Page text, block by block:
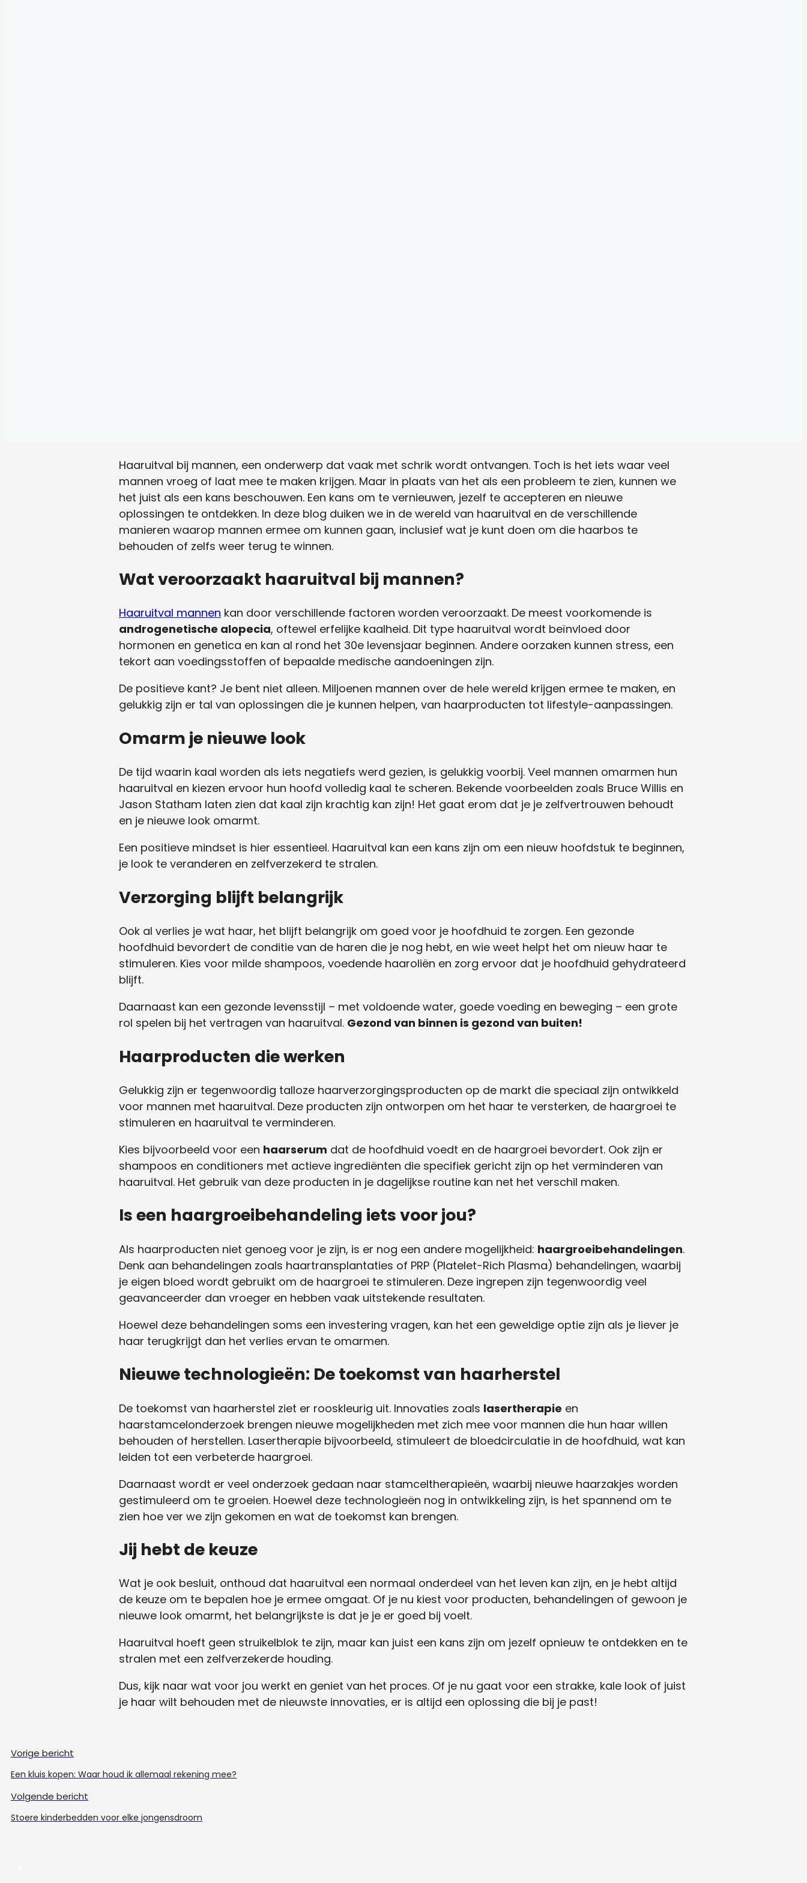
Haaruitval bij mannen, een onderwerp dat vaak met schrik wordt ontvangen. Toch is het iets waar veel
mannen vroeg of laat mee te maken krijgen. Maar in plaats van het als een probleem te zien, kunnen we
het juist als een kans beschouwen. Een kans om te vernieuwen, jezelf te accepteren en nieuwe
oplossingen te ontdekken. In deze blog duiken we in de wereld van haaruitval en de verschillende
manieren waarop mannen ermee om kunnen gaan, inclusief wat je kunt doen om die haarbos te
behouden of zelfs weer terug te winnen.
Wat veroorzaakt haaruitval bij mannen?
Haaruitval mannen kan door verschillende factoren worden veroorzaakt. De meest voorkomende is
androgenetische alopecia, oftewel erfelijke kaalheid. Dit type haaruitval wordt beïnvloed door
hormonen en genetica en kan al rond het 30e levensjaar beginnen. Andere oorzaken kunnen stress, een
tekort aan voedingsstoffen of bepaalde medische aandoeningen zijn.
De positieve kant? Je bent niet alleen. Miljoenen mannen over de hele wereld krijgen ermee te maken, en
gelukkig zijn er tal van oplossingen die je kunnen helpen, van haarproducten tot lifestyle-aanpassingen.
Omarm je nieuwe look
De tijd waarin kaal worden als iets negatiefs werd gezien, is gelukkig voorbij. Veel mannen omarmen hun
haaruitval en kiezen ervoor hun hoofd volledig kaal te scheren. Bekende voorbeelden zoals Bruce Willis en
Jason Statham laten zien dat kaal zijn krachtig kan zijn! Het gaat erom dat je je zelfvertrouwen behoudt
en je nieuwe look omarmt.
Een positieve mindset is hier essentieel. Haaruitval kan een kans zijn om een nieuw hoofdstuk te beginnen,
je look te veranderen en zelfverzekerd te stralen.
Verzorging blijft belangrijk
Ook al verlies je wat haar, het blijft belangrijk om goed voor je hoofdhuid te zorgen. Een gezonde
hoofdhuid bevordert de conditie van de haren die je nog hebt, en wie weet helpt het om nieuw haar te
stimuleren. Kies voor milde shampoos, voedende haaroliën en zorg ervoor dat je hoofdhuid gehydrateerd
blijft.
Daarnaast kan een gezonde levensstijl – met voldoende water, goede voeding en beweging – een grote
rol spelen bij het vertragen van haaruitval. Gezond van binnen is gezond van buiten!
Haarproducten die werken
Gelukkig zijn er tegenwoordig talloze haarverzorgingsproducten op de markt die speciaal zijn ontwikkeld
voor mannen met haaruitval. Deze producten zijn ontworpen om het haar te versterken, de haargroei te
stimuleren en haaruitval te verminderen.
Kies bijvoorbeeld voor een haarserum dat de hoofdhuid voedt en de haargroei bevordert. Ook zijn er
shampoos en conditioners met actieve ingrediënten die specifiek gericht zijn op het verminderen van
haaruitval. Het gebruik van deze producten in je dagelijkse routine kan net het verschil maken.
Is een haargroeibehandeling iets voor jou?
Als haarproducten niet genoeg voor je zijn, is er nog een andere mogelijkheid: haargroeibehandelingen.
Denk aan behandelingen zoals haartransplantaties of PRP (Platelet-Rich Plasma) behandelingen, waarbij
je eigen bloed wordt gebruikt om de haargroei te stimuleren. Deze ingrepen zijn tegenwoordig veel
geavanceerder dan vroeger en hebben vaak uitstekende resultaten.
Hoewel deze behandelingen soms een investering vragen, kan het een geweldige optie zijn als je liever je
haar terugkrijgt dan het verlies ervan te omarmen.
Nieuwe technologieën: De toekomst van haarherstel
De toekomst van haarherstel ziet er rooskleurig uit. Innovaties zoals lasertherapie en
haarstamcelonderzoek brengen nieuwe mogelijkheden met zich mee voor mannen die hun haar willen
behouden of herstellen. Lasertherapie bijvoorbeeld, stimuleert de bloedcirculatie in de hoofdhuid, wat kan
leiden tot een verbeterde haargroei.
Daarnaast wordt er veel onderzoek gedaan naar stamceltherapieën, waarbij nieuwe haarzakjes worden
gestimuleerd om te groeien. Hoewel deze technologieën nog in ontwikkeling zijn, is het spannend om te
zien hoe ver we zijn gekomen en wat de toekomst kan brengen.
Jij hebt de keuze
Wat je ook besluit, onthoud dat haaruitval een normaal onderdeel van het leven kan zijn, en je hebt altijd
de keuze om te bepalen hoe je ermee omgaat. Of je nu kiest voor producten, behandelingen of gewoon je
nieuwe look omarmt, het belangrijkste is dat je je er goed bij voelt.
Haaruitval hoeft geen struikelblok te zijn, maar kan juist een kans zijn om jezelf opnieuw te ontdekken en te
stralen met een zelfverzekerde houding.
Dus, kijk naar wat voor jou werkt en geniet van het proces. Of je nu gaat voor een strakke, kale look of juist
je haar wilt behouden met de nieuwste innovaties, er is altijd een oplossing die bij je past!
Vorige bericht
Een kluis kopen: Waar houd ik allemaal rekening mee?
Volgende bericht
Stoere kinderbedden voor elke jongensdroom